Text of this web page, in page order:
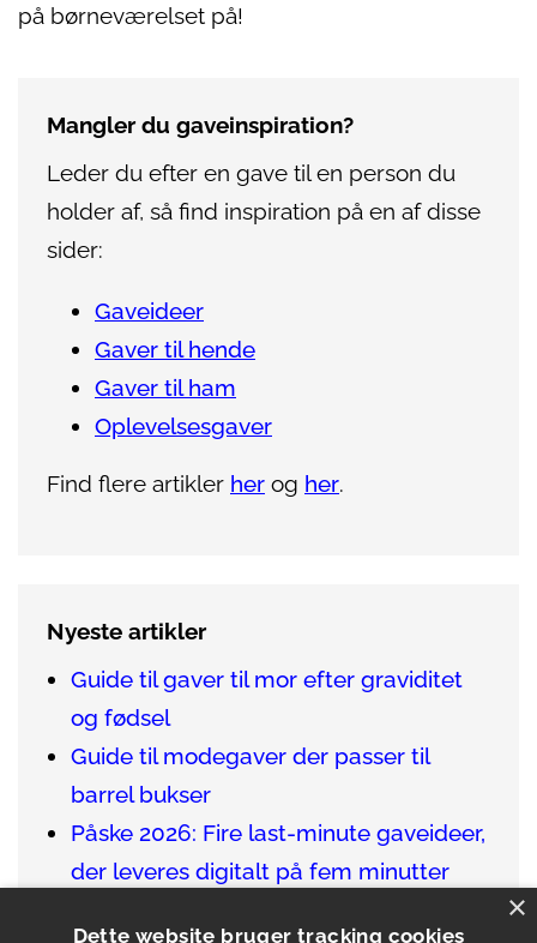
på børneværelset på!
Mangler du gaveinspiration?
Leder du efter en gave til en person du
holder af, så find inspiration på en af disse
sider:
Gaveideer
Gaver til hende
Gaver til ham
Oplevelsesgaver
Find flere artikler her og her.
Nyeste artikler
Guide til gaver til mor efter graviditet
og fødsel
Guide til modegaver der passer til
barrel bukser
Påske 2026: Fire last-minute gaveideer,
der leveres digitalt på fem minutter
Dette website bruger tracking cookies
×